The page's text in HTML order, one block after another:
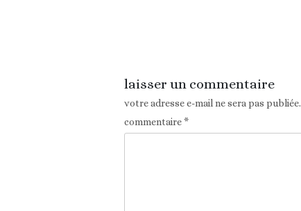
laisser un commentaire
votre adresse e-mail ne sera pas publiée.
commentaire*